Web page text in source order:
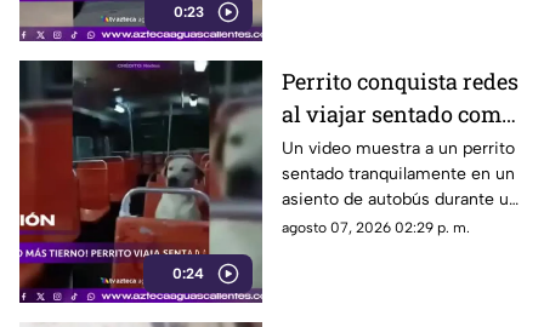
0:23
0:24
Perrito conquista redes
al viajar sentado como
un pasajero en un
autobús
Un video muestra a un perrito
sentado tranquilamente en un
asiento de autobús durante un
recorrido. Usuarios destacaron
agosto 07, 2026 02:29 p. m.